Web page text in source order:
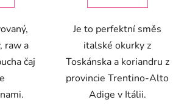
raw a
čaj
Je to perfektní směs
italské okurky z
Toskánska a koriandru z
provincie Trentino-Alto
Adige v Itálii.